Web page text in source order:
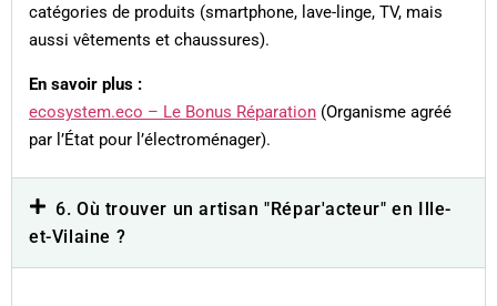
catégories de produits (smartphone, lave-linge, TV, mais
aussi vêtements et chaussures).
En savoir plus :
ecosystem.eco – Le Bonus Réparation (Organisme agréé
par l’État pour l’électroménager).
6. Où trouver un artisan "Répar'acteur" en Ille-
et-Vilaine ?